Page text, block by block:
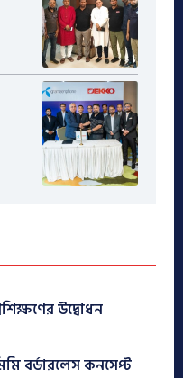
উদ্বোধন
বর্ডারলেস কনসেপ্ট